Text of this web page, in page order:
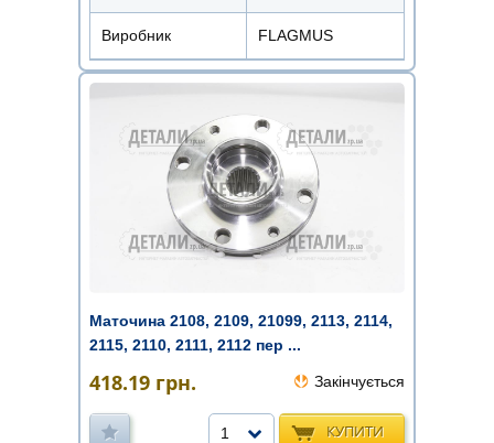
Виробник FLAGMUS
Маточина 2108, 2109, 21099, 2113, 2114,
2115, 2110, 2111, 2112 пер ...
418.19 грн. Закінчується
КУПИТИ
1